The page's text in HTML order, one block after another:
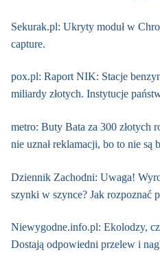
Sekurak.pl: Ukryty moduł w
capture.
pox.pl: Raport NIK: Stacje
miliardy złotych. Instytucje
metro: Buty Bata za 300 złotych
nie uznał reklamacji, bo to nie są
Dziennik Zachodni: Uwaga!
szynki w szynce? Jak rozpoznać
Niewygodne.info.pl: Ekolodzy,
Dostają odpowiedni przelew i